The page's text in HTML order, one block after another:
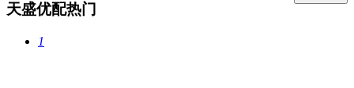
天盛优配热门
1